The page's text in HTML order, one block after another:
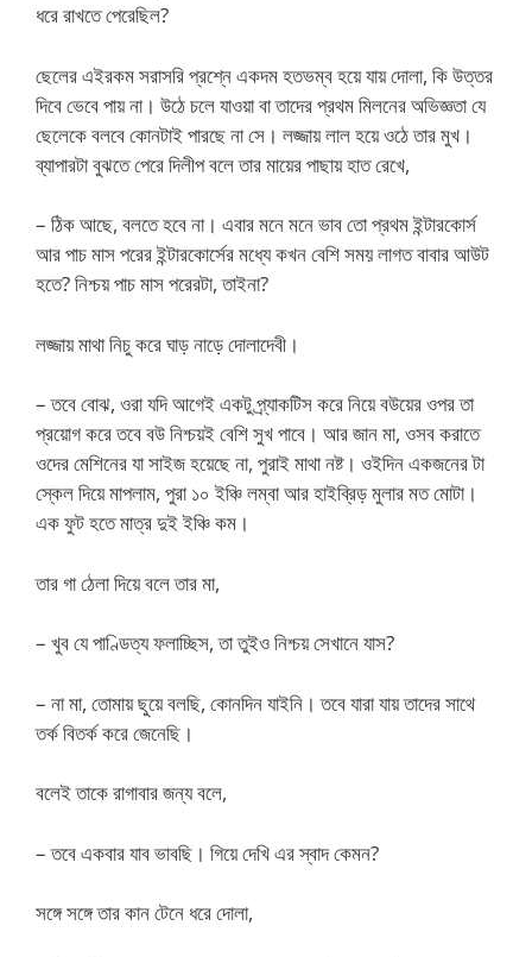
ধরে রাখতে পেরেছিল?
ছেলের এইরকম সরাসরি প্রশ্নে একদম হতভম্ব হয়ে যায় দোলা, কি উত্তর
দিবে ভেবে পায় না। উঠে চলে যাওয়া বা তাদের প্রথম মিলনের অভিজ্ঞতা যে
ছেলেকে বলবে কোনটাই পারছে না সে। লজ্জায় লাল হয়ে ওঠে তার মুখ।
ব্যাপারটা বুঝতে পেরে দিলীপ বলে তার মায়ের পাছায় হাত রেখে,
– ঠিক আছে, বলতে হবে না। এবার মনে মনে ভাব তো প্রথম ইন্টারকোর্স
আর পাচ মাস পরের ইন্টারকোর্সের মধ্যে কখন বেশি সময় লাগত বাবার আউট
হতে? নিশ্চয় পাচ মাস পরেরটা, তাইনা?
লজ্জায় মাথা নিচু করে ঘাড় নাড়ে দোলাদেবী।
– তবে বোঝ, ওরা যদি আগেই একটু প্র্যাকটিস করে নিয়ে বউয়ের ওপর তা
প্রয়োগ করে তবে বউ নিশ্চয়ই বেশি সুখ পাবে। আর জান মা, ওসব করাতে
ওদের মেশিনের যা সাইজ হয়েছে না, পুরাই মাথা নষ্ট। ওইদিন একজনের টা
স্কেল দিয়ে মাপলাম, পুরা ১০ ইঞ্চি লম্বা আর হাইব্রিড় মুলার মত মোটা।
এক ফুট হতে মাত্র দুই ইঞ্চি কম।
তার গা ঠেলা দিয়ে বলে তার মা,
– খুব যে পাণ্ডিত্য ফলাচ্ছিস, তা তুইও নিশ্চয় সেখানে যাস?
– না মা, তোমায় ছুয়ে বলছি, কোনদিন যাইনি। তবে যারা যায় তাদের সাথে
তর্ক বিতর্ক করে জেনেছি।
বলেই তাকে রাগাবার জন্য বলে,
– তবে একবার যাব ভাবছি। গিয়ে দেখি এর স্বাদ কেমন?
সঙ্গে সঙ্গে তার কান টেনে ধরে দোলা,